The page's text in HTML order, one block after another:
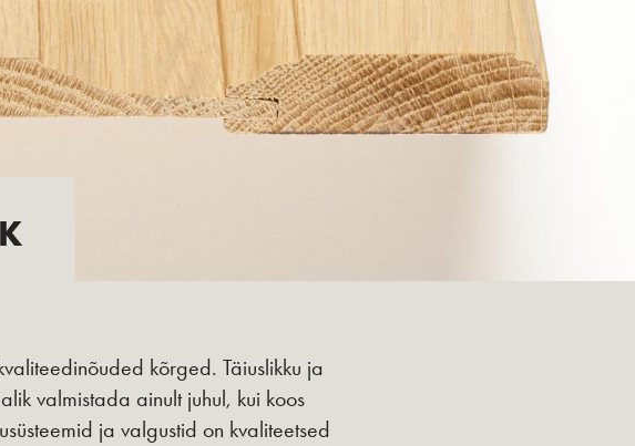
kõrged. Täiuslikku ja
valmistada ainult juhul, kui koos
ja valgustid on kvaliteetsed